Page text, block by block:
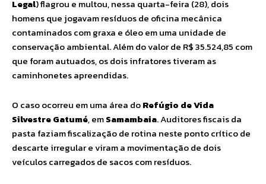
Legal) flagrou e multou, nessa quarta-feira (28), dois
homens que jogavam resíduos de oficina mecânica
contaminados com graxa e óleo em uma unidade de
conservação ambiental. Além do valor de R$ 35.524,85 com
que foram autuados, os dois infratores tiveram as
caminhonetes apreendidas.
O caso ocorreu em uma área doRefúgio de Vida
Silvestre Gatumé, emSamambaia. Auditores fiscais da
pasta faziam fiscalização de rotina neste ponto crítico de
descarte irregular e viram a movimentação de dois
veículos carregados de sacos com resíduos.